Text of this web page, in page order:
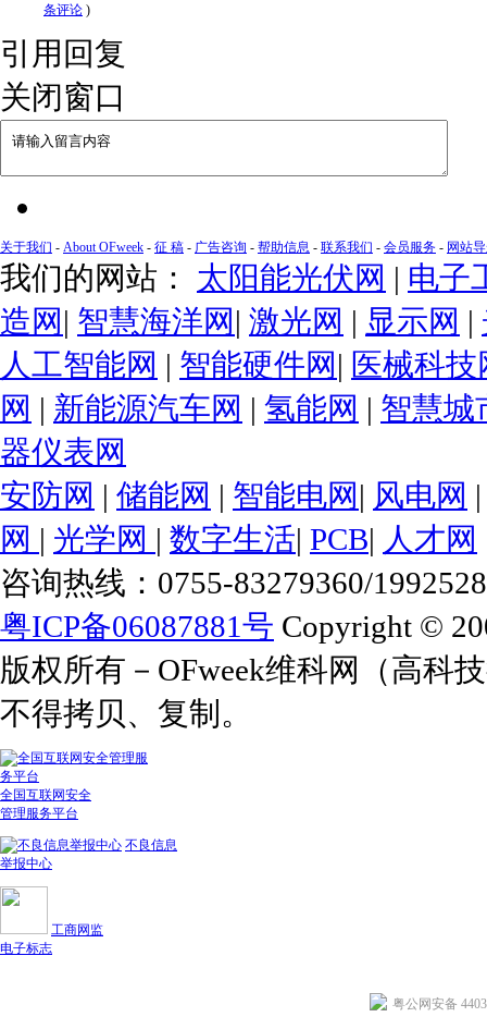
条评论 )
引用回复
关闭窗口
关于我们 - About OFweek - 征 稿 - 广告咨询 - 帮助信息 - 联系我们 - 会员服务 - 网站
我们的网站： 太阳能光伏网 | 电子
造网 | 智慧海洋网 | 激光网 | 显示网 |
人工智能网 | 智能硬件网 | 医械科技
网 | 新能源汽车网 | 氢能网 | 智慧城
器仪表网
安防网 | 储能网 | 智能电网 | 风电网
网 | 光学网 | 数字生活| PCB| 人才网
咨询热线：0755-83279360/
粤ICP备06087881号 Copyright ©
版权所有－OFweek维科网（高科
不得拷贝、复制。
全国互联网安全
管理服务平台
不良信息
举报中心
工商网监
电子标志
粤公网安备